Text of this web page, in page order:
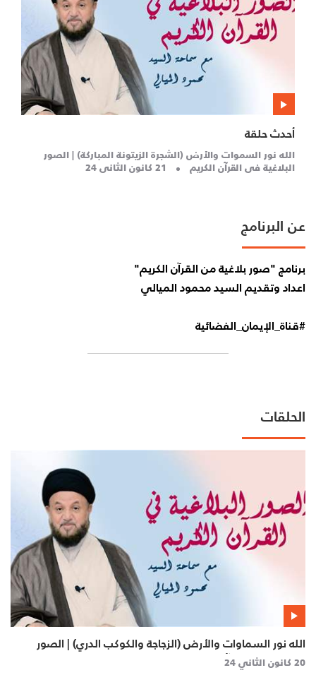
أحدث حلقة
الله نور السموات والأرض (الشجرة الزيتونة المباركة) | الصور
البلاغية في القرآن الكريم 21 كانون الثاني 24
عن البرنامج
برنامج "صور بلاغية من القرآن الكريم"
اعداد وتقديم السيد محمود الميالي
#قناة_الإيمان_الفضائية
الحلقات
الله نور السماوات والأرض (الزجاجة والكوكب الدري) | الصور
البلاغية في القرآن الكريم
20 كانون الثاني 24